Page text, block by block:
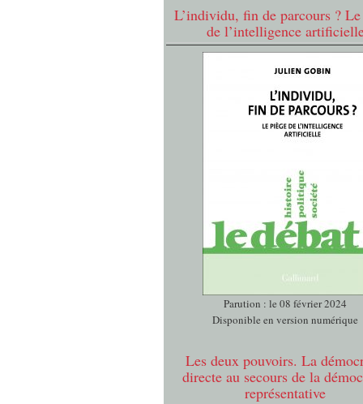
L’individu, fin de parcours ?
de l’intelligence
Parution : le 08 février 2024
Disponible en version numérique
Les deux pouvoirs. La
directe au secours de la
représentative